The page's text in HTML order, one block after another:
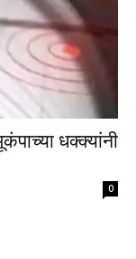
धक्क्यांनी
0